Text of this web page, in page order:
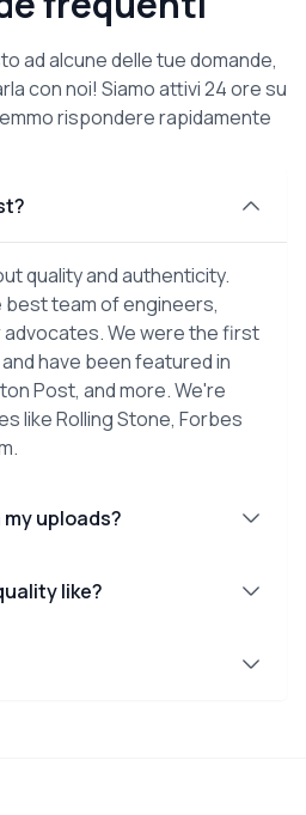
ad alcune delle tue domande,
con noi! Siamo attivi 24 ore su
rispondere rapidamente
quality and authenticity.
team of engineers,
We were the first
have been featured in
Post, and more. We're
like Rolling Stone, Forbes
uploads?
like?